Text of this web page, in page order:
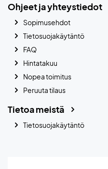
Ohjeet ja yhteystiedot
Sopimusehdot
Tietosuojakäytäntö
FAQ
Hintatakuu
Nopea toimitus
Peruuta tilaus
Tietoa meistä
Tietosuojakäytäntö